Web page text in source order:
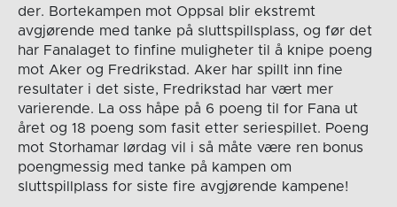
der. Bortekampen mot Oppsal blir ekstremt
avgjørende med tanke på sluttspillsplass, og før det
har Fanalaget to finfine muligheter til å knipe poeng
mot Aker og Fredrikstad. Aker har spillt inn fine
resultater i det siste, Fredrikstad har vært mer
varierende. La oss håpe på 6 poeng til for Fana ut
året og 18 poeng som fasit etter seriespillet. Poeng
mot Storhamar lørdag vil i så måte være ren bonus
poengmessig med tanke på kampen om
sluttspillplass for siste fire avgjørende kampene!